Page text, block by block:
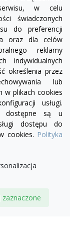
Pinterest
w celu
świadczonych
do preferencji
oraz dla celów
reklamy
indywidualnych
określenia przez
lub
w plikach cookies
usługi.
dostępne są u
dostępu do
cookies. Polityka

